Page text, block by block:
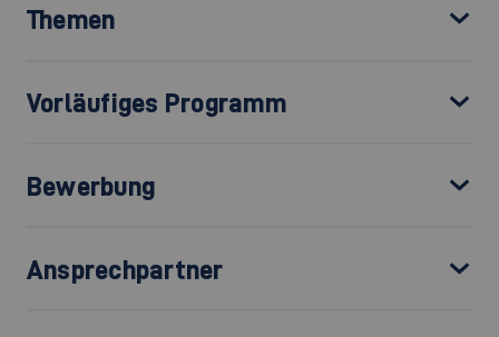
Themen
Vorläufiges Programm
Bewerbung
Ansprechpartner